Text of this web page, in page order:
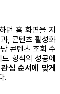
던 홈 화면을 지
, 콘텐츠 활성화
콘텐츠 조회 수
형식의 성공에
심 순서에 맞게
.